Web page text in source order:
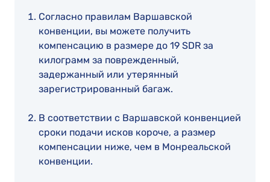
Согласно правилам Варшавской
конвенции, вы можете получить
компенсацию в размере до 19 SDR за
килограмм за поврежденный,
задержанный или утерянный
зарегистрированный багаж.
В соответствии с Варшавской конвенцией
сроки подачи исков короче, а размер
компенсации ниже, чем в Монреальской
конвенции.